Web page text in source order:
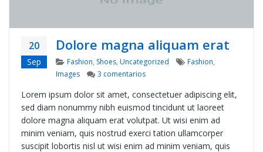
20
Sep
Dolore magna aliquam erat
Categories
Fashion, Shoes, Uncategorized Tags
Fashion,
Images
3 comentariosen Dolore magna aliquam erat
Lorem ipsum dolor sit amet, consectetuer adipiscing elit,
sed diam nonummy nibh euismod tincidunt ut laoreet
dolore magna aliquam erat volutpat. Ut wisi enim ad
minim veniam, quis nostrud exerci tation ullamcorper
suscipit lobortis nisl ut wisi enim ad minim veniam, quis